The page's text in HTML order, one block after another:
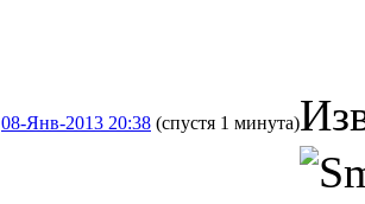
08-Янв-2013 20:38 (спустя 1 минута)